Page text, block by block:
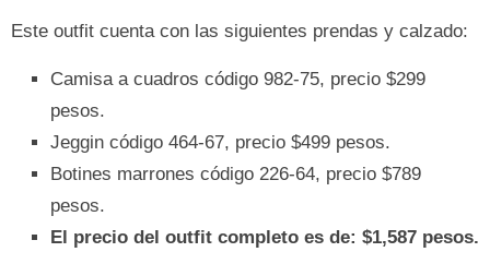
Este outfit cuenta con las siguientes prendas y calzado:
Camisa a cuadros código 982-75, precio $299
pesos.
Jeggin código 464-67, precio $499 pesos.
Botines marrones código 226-64, precio $789
pesos.
El precio del outfit completo es de: $1,587 pesos.